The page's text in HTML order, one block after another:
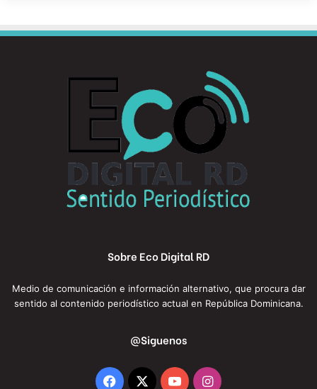
Sobre Eco Digital RD
Medio de comunicación e información alternativo, que procura dar
sentido al contenido periodístico actual en República Dominicana.
@Siguenos
Facebook
X YouTubeInstagram